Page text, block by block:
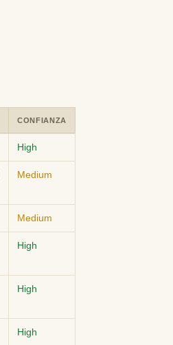
CONFIANZA
High
Medium
Medium
High
High
High